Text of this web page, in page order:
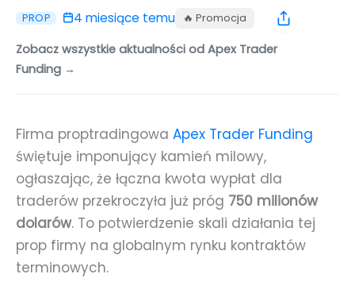
PROP 4 miesiące temu 🔥 Promocja
Zobacz wszystkie aktualności od Apex Trader
Funding →
Firma proptradingowa Apex Trader Funding
świętuje imponujący kamień milowy,
ogłaszając, że łączna kwota wypłat dla
traderów przekroczyła już próg 750 milionów
dolarów. To potwierdzenie skali działania tej
prop firmy na globalnym rynku kontraktów
terminowych.